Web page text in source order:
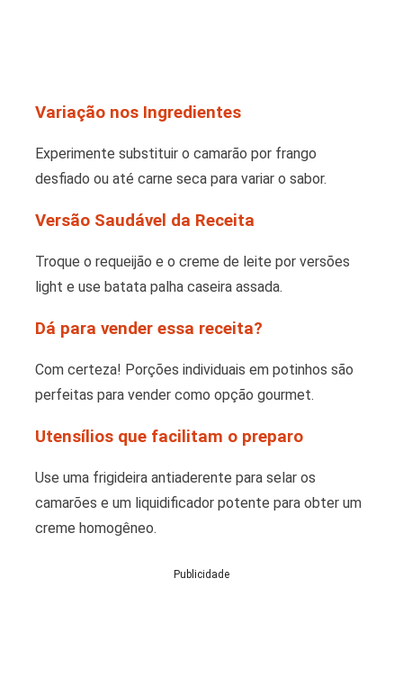
Variação nos Ingredientes
Experimente substituir o camarão por frango
desfiado ou até carne seca para variar o sabor.
Versão Saudável da Receita
Troque o requeijão e o creme de leite por versões
light e use batata palha caseira assada.
Dá para vender essa receita?
Com certeza! Porções individuais em potinhos são
perfeitas para vender como opção gourmet.
Utensílios que facilitam o preparo
Use uma frigideira antiaderente para selar os
camarões e um liquidificador potente para obter um
creme homogêneo.
Publicidade